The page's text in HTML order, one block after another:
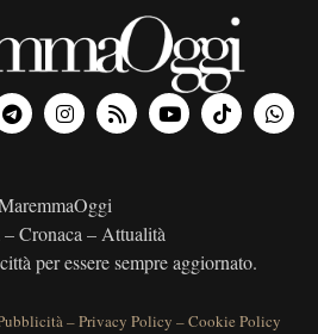
Cronaca – Attualità
per essere sempre aggiornato.
–Privacy Policy –Cookie Policy